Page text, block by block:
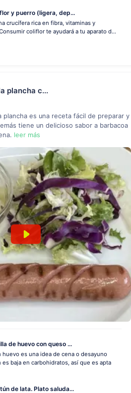
y puerro (ligera, dep...
crucífera rica en fibra, vitaminas y
coliflor te ayudará a tu aparato d...
plancha c...
plancha es una receta fácil de preparar y
tiene un delicioso sabor a barbacoa
leer más
de huevo con queso ...
huevo es una idea de cena o desayuno
es baja en carbohidratos, así que es apta
de lata. Plato saluda...